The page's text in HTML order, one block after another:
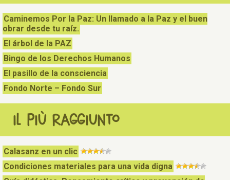
Caminemos Por la Paz: Un llamado a la Paz y el buen
obrar desde tu raíz.
El árbol de la PAZ
Bingo de los Derechos Humanos
El pasillo de la consciencia
Fondo Norte – Fondo Sur
IL PIÙ RAGGIUNTO
Calasanz en un clic
Condiciones materiales para una vida digna